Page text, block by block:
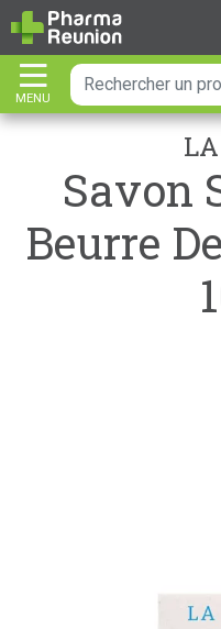
MENU
AFFICHER LA NAVIGATION
Savon
Beurre